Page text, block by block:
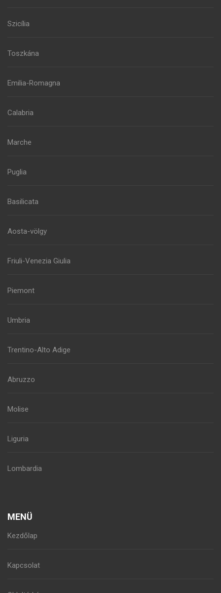
Szicília
Toszkána
Emilia-Romagna
Calabria
Marche
Puglia
Basilicata
Aosta-völgy
Friuli-Venezia Giulia
Piemont
Umbria
Trentino-Alto Adige
Abruzzo
Molise
Liguria
Lombardia
MENÜ
Kezdőlap
Kapcsolat